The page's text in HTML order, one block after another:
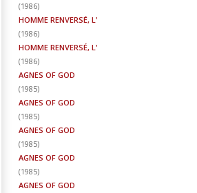
(1986)
HOMME RENVERSÉ, L'
(1986)
HOMME RENVERSÉ, L'
(1986)
AGNES OF GOD
(1985)
AGNES OF GOD
(1985)
AGNES OF GOD
(1985)
AGNES OF GOD
(1985)
AGNES OF GOD